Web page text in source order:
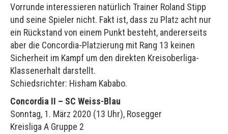
Vorrunde interessieren natürlich Trainer Roland Stipp
und seine Spieler nicht. Fakt ist, dass zu Platz acht nur
ein Rückstand von einem Punkt besteht, andererseits
aber die Concordia-Platzierung mit Rang 13 keinen
Sicherheit im Kampf um den direkten Kreisoberliga-
Klassenerhalt darstellt.
Schiedsrichter: Hisham Kababo.
Concordia II – SC Weiss-Blau
Sonntag, 1. März 2020 (13 Uhr), Rosegger
Kreisliga A Gruppe 2